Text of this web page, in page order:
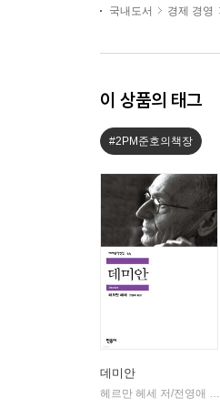
국내도서
경제 경영
이 상품의 태그
#2PM준호의책장
데미안
헤르만 헤세 저/전영애 역